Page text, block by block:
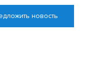
новость